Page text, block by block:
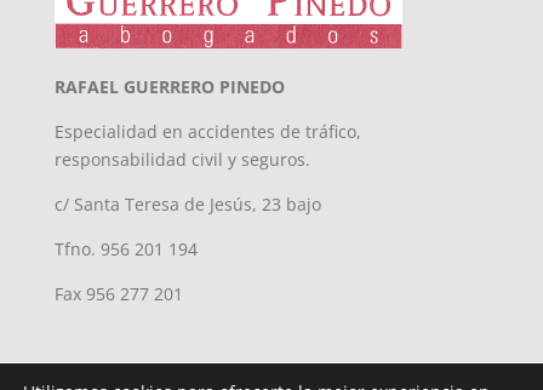
RAFAEL GUERRERO PINEDO
Especialidad en accidentes de tráfico,
responsabilidad civil y seguros.
c/ Santa Teresa de Jesús, 23 bajo
Tfno. 956 201 194
Fax 956 277 201